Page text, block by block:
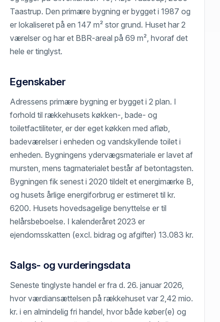
Taastrup. Den primære bygning er bygget i 1987 og
er lokaliseret på en 147 m² stor grund. Huset har 2
værelser og har et BBR-areal på 69 m², hvoraf det
hele er tinglyst.
Egenskaber
Adressens primære bygning er bygget i 2 plan. I
forhold til rækkehusets køkken-, bade- og
toiletfactiliteter, er der eget køkken med afløb,
badeværelser i enheden og vandskyllende toilet i
enheden. Bygningens ydervægsmateriale er lavet af
mursten, mens tagmaterialet består af betontagsten.
Bygningen fik senest i 2020 tildelt et energimærke B,
og husets årlige energiforbrug er estimeret til kr.
6200. Husets hovedsagelige benyttelse er til
helårsbeboelse. I kalenderåret 2023 er
ejendomsskatten (excl. bidrag og afgifter) 13.083 kr.
Salgs- og vurderingsdata
Seneste tinglyste handel er fra d. 26. januar 2026,
hvor værdiansættelsen på rækkehuset var 2,42 mio.
kr. i en almindelig fri handel, hvor både køber(e) og